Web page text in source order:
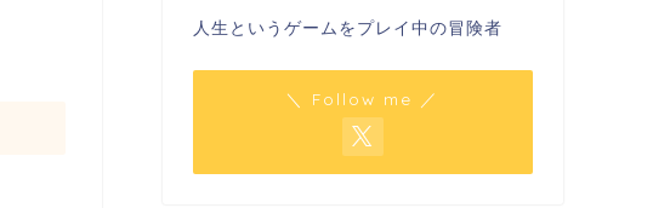
人生というゲームをプレイ中の冒険者
＼ Follow me ／